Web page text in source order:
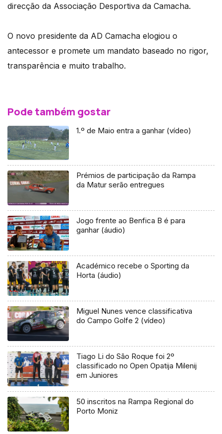
direcção da Associação Desportiva da Camacha.
O novo presidente da AD Camacha elogiou o
antecessor e promete um mandato baseado no rigor,
transparência e muito trabalho.
Pode também gostar
1.º de Maio entra a ganhar (vídeo)
Prémios de participação da Rampa
da Matur serão entregues
Jogo frente ao Benfica B é para
ganhar (áudio)
Académico recebe o Sporting da
Horta (áudio)
Miguel Nunes vence classificativa
do Campo Golfe 2 (vídeo)
Tiago Li do São Roque foi 2º
classificado no Open Opatija Milenij
em Juniores
50 inscritos na Rampa Regional do
Porto Moniz